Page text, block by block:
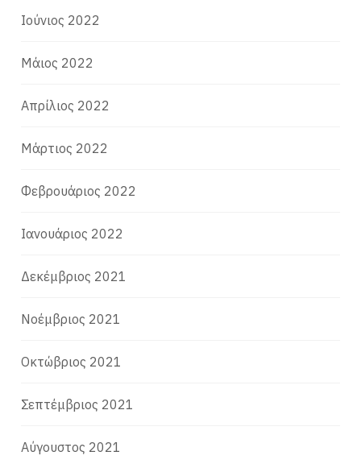
Ιούνιος 2022
Μάιος 2022
Απρίλιος 2022
Μάρτιος 2022
Φεβρουάριος 2022
Ιανουάριος 2022
Δεκέμβριος 2021
Νοέμβριος 2021
Οκτώβριος 2021
Σεπτέμβριος 2021
Αύγουστος 2021